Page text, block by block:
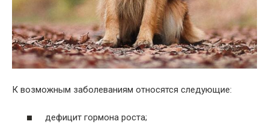
К возможным заболеваниям относятся следующие:
дефицит гормона роста;